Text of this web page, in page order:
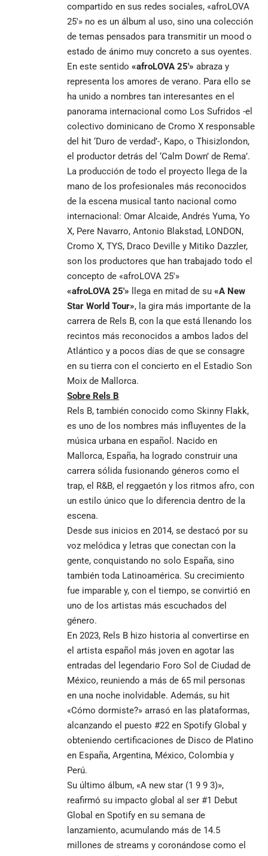
compartido en sus redes sociales, «afroLOVA
25′» no es un álbum al uso, sino una colección
de temas pensados para transmitir un mood o
estado de ánimo muy concreto a sus oyentes.
En este sentido «afroLOVA 25′» abraza y
representa los amores de verano. Para ello se
ha unido a nombres tan interesantes en el
panorama internacional como Los Sufridos -el
colectivo dominicano de Cromo X responsable
del hit ‘Duro de verdad’-, Kapo, o Thisizlondon,
el productor detrás del ‘Calm Down’ de Rema’.
La producción de todo el proyecto llega de la
mano de los profesionales más reconocidos
de la escena musical tanto nacional como
internacional: Omar Alcaide, Andrés Yuma, Yo
X, Pere Navarro, Antonio Blakstad, LONDON,
Cromo X, TYS, Draco Deville y Mitiko Dazzler,
son los productores que han trabajado todo el
concepto de «afroLOVA 25′»
«afroLOVA 25′» llega en mitad de su «A New
Star World Tour», la gira más importante de la
carrera de Rels B, con la que está llenando los
recintos más reconocidos a ambos lados del
Atlántico y a pocos días de que se consagre
en su tierra con el concierto en el Estadio Son
Moix de Mallorca.
Sobre Rels B
Rels B, también conocido como Skinny Flakk,
es uno de los nombres más influyentes de la
música urbana en español. Nacido en
Mallorca, España, ha logrado construir una
carrera sólida fusionando géneros como el
trap, el R&B, el reggaetón y los ritmos afro, con
un estilo único que lo diferencia dentro de la
escena.
Desde sus inicios en 2014, se destacó por su
voz melódica y letras que conectan con la
gente, conquistando no solo España, sino
también toda Latinoamérica. Su crecimiento
fue imparable y, con el tiempo, se convirtió en
uno de los artistas más escuchados del
género.
En 2023, Rels B hizo historia al convertirse en
el artista español más joven en agotar las
entradas del legendario Foro Sol de Ciudad de
México, reuniendo a más de 65 mil personas
en una noche inolvidable. Además, su hit
«Cómo dormiste?» arrasó en las plataformas,
alcanzando el puesto #22 en Spotify Global y
obteniendo certificaciones de Disco de Platino
en España, Argentina, México, Colombia y
Perú.
Su último álbum, «A new star (1 9 9 3)»,
reafirmó su impacto global al ser #1 Debut
Global en Spotify en su semana de
lanzamiento, acumulando más de 14.5
millones de streams y coronándose como el